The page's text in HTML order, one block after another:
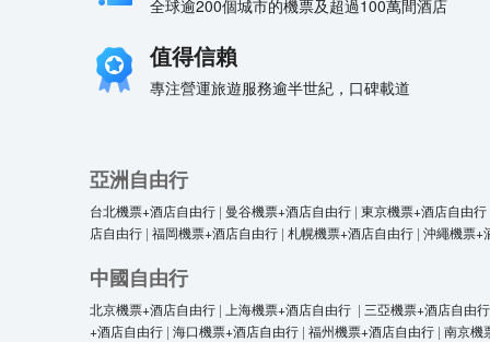
全球逾200個城市的機票及超過100萬間酒店
值得信賴
專注營運旅遊服務逾半世紀，口碑載道
亞洲自由行
台北機票+酒店自由行 | 曼谷機票+酒店自由行 | 東京機票+酒店自由行
店自由行 | 福岡機票+酒店自由行 | 札幌機票+酒店自由行 | 沖繩機票+
中國自由行
北京機票+酒店自由行 | 上海機票+酒店自由行 | 三亞機票+酒店自由行
+酒店自由行 | 海口機票+酒店自由行 | 福州機票+酒店自由行 | 南京機